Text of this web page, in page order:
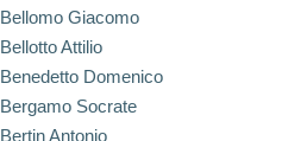
Bellomo Giacomo
Bellotto Attilio
Benedetto Domenico
Bergamo Socrate
Bertin Antonio